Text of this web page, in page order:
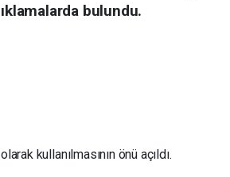
bulundu.
kullanılmasının önü açıldı.